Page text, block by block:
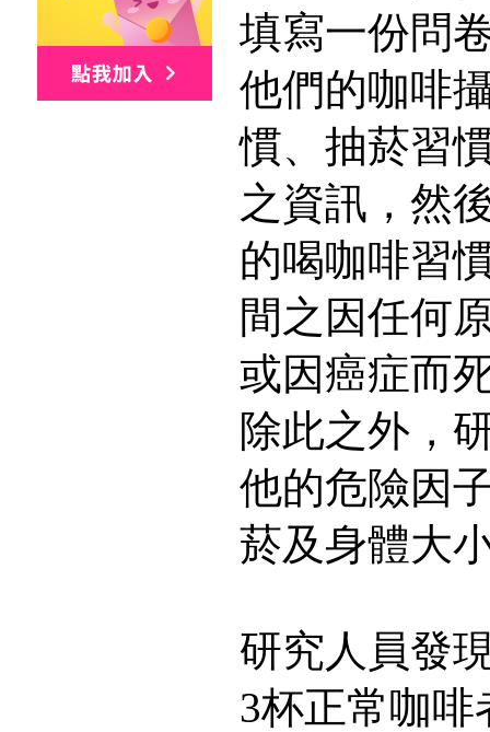
填寫一份問
他們的咖啡
慣、抽菸習
之資訊，然
的喝咖啡習
間之因任何
或因癌症而
除此之外，
他的危險因
菸及身體大
研究人員發
3杯正常咖